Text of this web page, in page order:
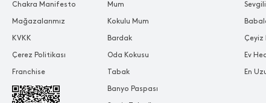
Mum
Kokulu Mum
Bardak
Oda Kokusu
Tabak
Banyo Paspası
Çeyiz
Ev
En
Chakra Manifesto
Mağazalarımız
KVKK
Çerez Politikası
Franchise